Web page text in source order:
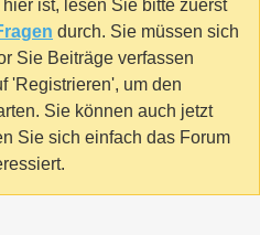
ist, lesen Sie bitte zuerst
durch. Sie müssen sich
Sie Beiträge verfassen
'Registrieren', um den
Sie können auch jetzt
Sie sich einfach das Forum